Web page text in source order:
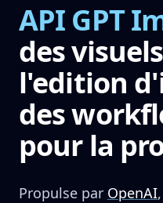
API GPT
des
l'edition
des
pour la
Propulse par OpenAI,